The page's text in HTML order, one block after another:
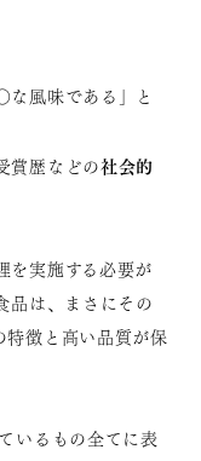
な風味である」と
賞歴などの社会的
を実施する必要が
品は、まさにその
特徴と高い品質が保
いるもの全てに表